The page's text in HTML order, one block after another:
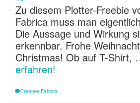
Zu diesem Plotter-Freebie
Fabrica muss man
Die Aussage und Wirkung
erkennbar. Frohe
Christmas! Ob auf T-Shirt,
erfahren!
Creative Fabrica